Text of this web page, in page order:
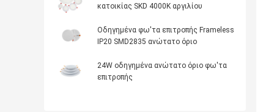
κατοικίας SKD 4000K αργιλίου
Οδηγημένα φω'τα επιτροπής Frameless
IP20 SMD2835 ανώτατο όριο
24W οδηγημένα ανώτατο όριο φω'τα
επιτροπής